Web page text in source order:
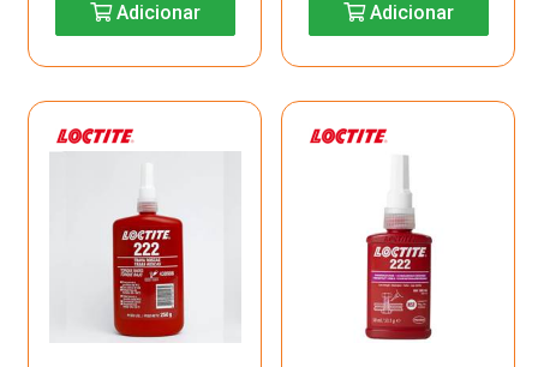
Adicionar Adicionar